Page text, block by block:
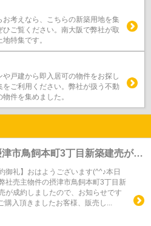
お考えなら、こちらの新築用地を集
ひご覧ください。南大阪で弊社が取
特集です。
戸建から即入居可の物件をお探し
をご利用ください。弊社が扱う不動
件を集めました。
【成約御礼】売主物件の摂津市鳥飼本町3丁目新築建売が成約しました(^^)v
約御礼】おはようございます(^^♪本日
社売主物件の摂津市鳥飼本町3丁目新
が成約しましたので、お知らせです
購入頂きましたお客様、販売し...